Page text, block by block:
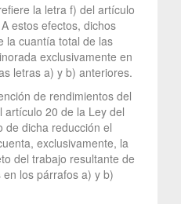
la letra f) del artículo
estos efectos, dichos
la cuantía total de las
exclusivamente en
letras a) y b) anteriores.
de rendimientos del
20 de la Ley del
de dicha reducción el
exclusivamente, la
del trabajo resultante de
los párrafos a) y b)